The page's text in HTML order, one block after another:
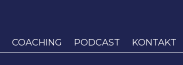
COACHING PODCAST KONTAKT